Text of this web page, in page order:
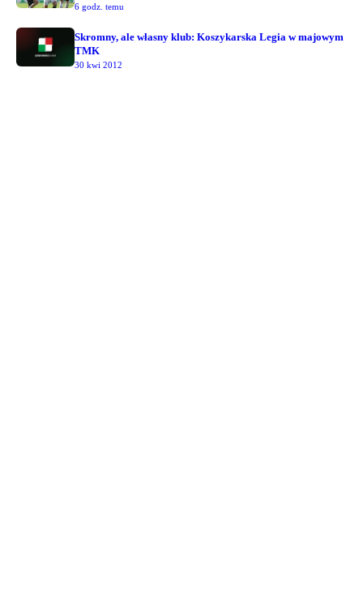
6 godz. temu
Skromny, ale własny klub: Koszykarska Legia w majowym
TMK
30 kwi 2012